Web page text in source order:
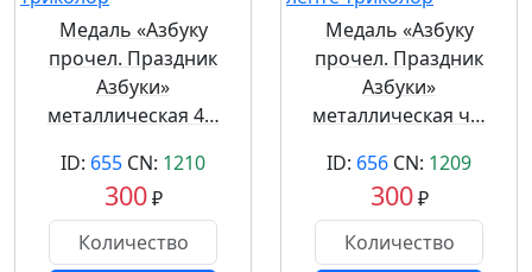
Медаль «Азбуку
прочел. Праздник
Азбуки»
металлическая 4…
ID: 655 CN: 1210
300₽
Медаль «Азбуку
прочел. Праздник
Азбуки»
металлическая ч…
ID: 656 CN: 1209
300₽